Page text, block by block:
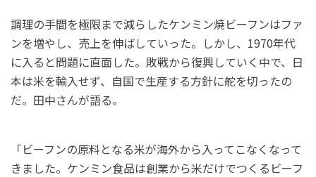
調理の手間を極限まで減らしたケンミン焼ビーフンはファ
ンを増やし、売上を伸ばしていった。しかし、1970年代
に入ると問題に直面した。敗戦から復興していく中で、日
本は米を輸入せず、自国で生産する方針に舵を切ったの
だ。田中さんが語る。
「ビーフンの原料となる米が海外から入ってこなくなって
きました。ケンミン食品は創業から米だけでつくるビーフ